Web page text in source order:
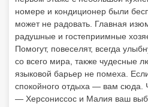
резюмируя, отдых мне очень
Отдыхайте с друзьями:
найденным туром.